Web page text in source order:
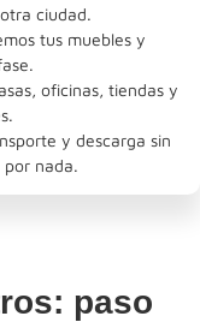
ciudad.
tus muebles y
oficinas, tiendas y
y descarga sin
nada.
paso